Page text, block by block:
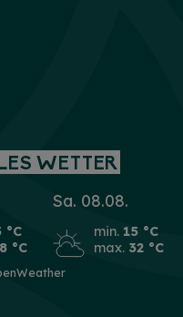
WETTER
°C
°C
Sa. 08.08.
min. 15 °C
max. 32 °C
mehr